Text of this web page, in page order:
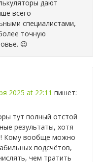
дают
всего
специалистами,
точную
😉
2025 at 22:11 пишет:
тут полный отстой
результаты, хотя
Кому вообще можно
подсчётов,
чем тратить